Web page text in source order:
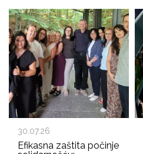
30.07.26
Efikasna zaštita počinje